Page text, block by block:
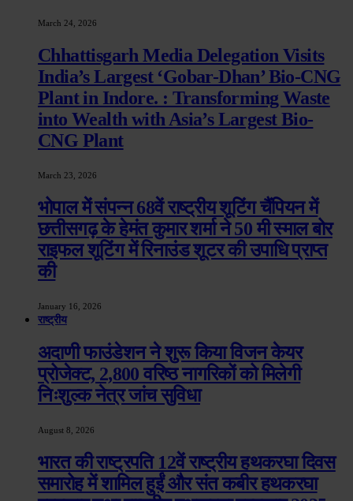
March 24, 2026
Chhattisgarh Media Delegation Visits
India’s Largest ‘Gobar-Dhan’ Bio-CNG
Plant in Indore. : Transforming Waste
into Wealth with Asia’s Largest Bio-
CNG Plant
March 23, 2026
भोपाल में संपन्न 68वें राष्ट्रीय शूटिंग चैंपियन में
छत्तीसगढ़ के हेमंत कुमार शर्मा ने 50 मी स्माल बोर
राइफल शूटिंग में रिनाउंड शूटर की उपाधि प्राप्त
की
January 16, 2026
राष्ट्रीय
अदाणी फाउंडेशन ने शुरू किया विजन केयर
प्रोजेक्ट, 2,800 वरिष्ठ नागरिकों को मिलेगी
निःशुल्क नेत्र जांच सुविधा
August 8, 2026
भारत की राष्ट्रपति 12वें राष्ट्रीय हथकरघा दिवस
समारोह में शामिल हुईं और संत कबीर हथकरघा